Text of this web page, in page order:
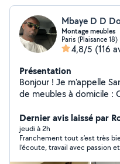
Mbaye D D
Montage meubles
Paris (Plaisance 18)
4,8/5 (116
Présentation
Bonjour ! Je m'appelle
de meubles à domicile : Cuisines Armoires Lits
Contactez-moi dès
Dernier avis laissé par
jeudi à 2h
Franchement tout s’est très
l’écoute, travail avec passion